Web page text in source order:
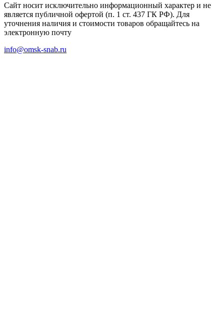
Сайт носит исключительно информационный характер и не
является публичной офертой (п. 1 ст. 437 ГК РФ). Для
уточнения наличия и стоимости товаров обращайтесь на
электронную почту
info@omsk-snab.ru